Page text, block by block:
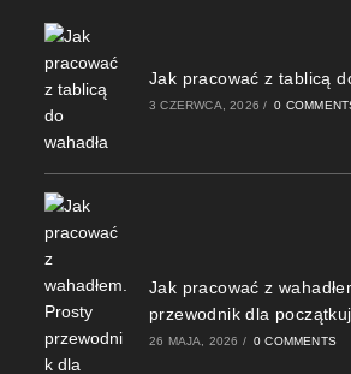
Jak pracować z tablicą
3 CZERWCA, 2026 / 0
Jak pracować z
przewodnik dla
26 MAJA, 2026 / 0 COMMENTS